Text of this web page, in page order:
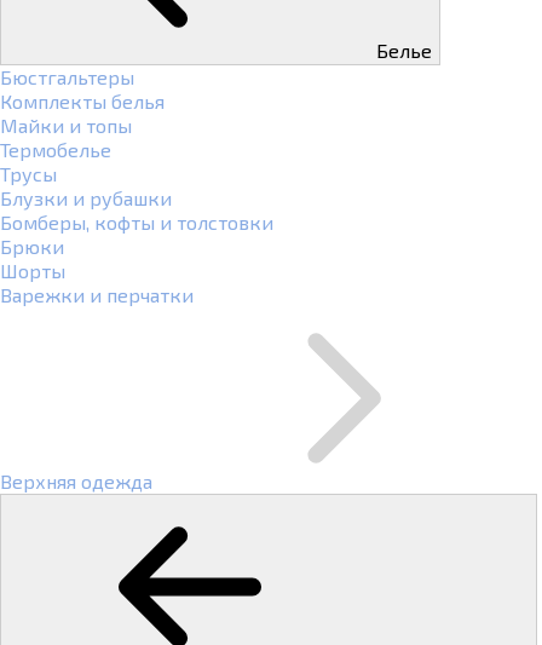
Белье
Бюстгальтеры
Комплекты белья
Майки и топы
Термобелье
Трусы
Блузки и рубашки
Бомберы, кофты и толстовки
Брюки
Шорты
Варежки и перчатки
Верхняя одежда